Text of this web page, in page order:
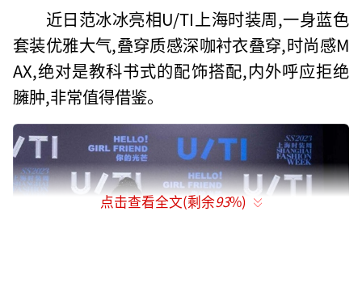
近日范冰冰亮相U/TI上海时装周,一身蓝色
套装优雅大气,叠穿质感深咖衬衣叠穿,时尚感M
AX,绝对是教科书式的配饰搭配,内外呼应拒绝
臃肿,非常值得借鉴。
点击查看全文(剩余93%)